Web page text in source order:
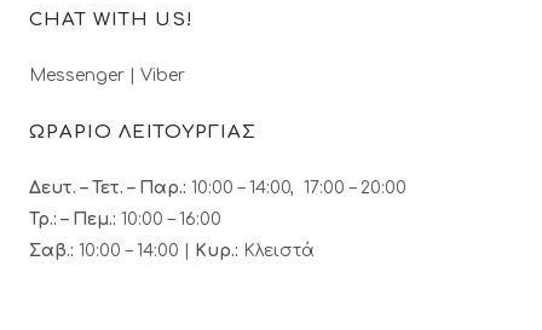
CHAT WITH US!
Messenger Viber
ΩΡΑΡΙΟ ΛΕΙΤΟΥΡΓΙΑΣ
Δευτ. – Τετ. – Παρ.: 10:00 – 14:00, 17:00 – 20:00
Τρ.: – Πεμ.: 10:00 – 16:00
Σαβ.: 10:00 – 14:00 | Κυρ.: Κλειστά